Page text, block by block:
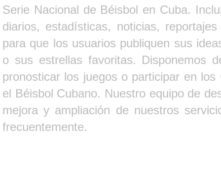
Serie Nacional de Béisbol en Cuba.
diarios, estadísticas, noticias,
para que los usuarios publiquen sus
o sus estrellas favoritas. Disponemos
pronosticar los juegos o participar en
el Béisbol Cubano. Nuestro equipo de
mejora y ampliación de nuestros
frecuentemente.